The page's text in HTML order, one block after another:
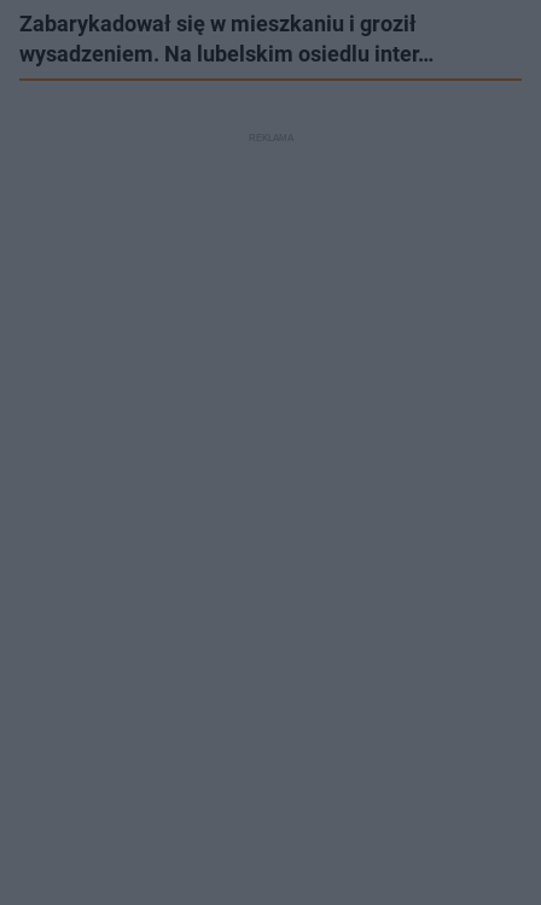
Zabarykadował się w mieszkaniu i groził
wysadzeniem. Na lubelskim osiedlu inter…